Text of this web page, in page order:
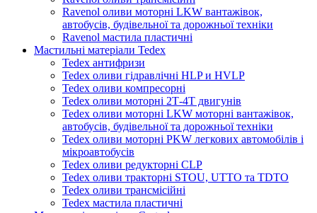
Ravenol оливи моторні LKW вантажівок,
автобусів, будівельної та дорожньої техніки
Ravenol мастила пластичні
Мастильні матеріали Tedex
Tedex антифризи
Tedex оливи гідравлічні HLP и HVLP
Tedex оливи компресорні
Tedex оливи моторні 2Т-4Т двигунів
Tedex оливи моторні LKW моторні вантажівок,
автобусів, будівельної та дорожньої техніки
Tedex оливи моторні PKW легкових автомобілів і
мікроавтобусів
Tedex оливи редукторні CLP
Tedex оливи тракторні STOU, UTTO та TDTO
Tedex оливи трансмісійні
Tedex мастила пластичні